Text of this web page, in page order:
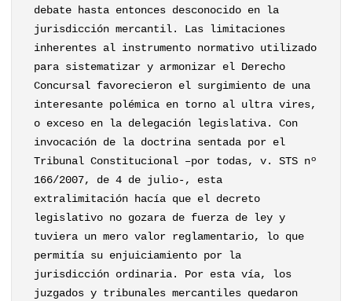
debate hasta entonces desconocido en la
jurisdicción mercantil. Las limitaciones
inherentes al instrumento normativo utilizado
para sistematizar y armonizar el Derecho
Concursal favorecieron el surgimiento de una
interesante polémica en torno al ultra vires,
o exceso en la delegación legislativa. Con
invocación de la doctrina sentada por el
Tribunal Constitucional –por todas, v. STS nº
166/2007, de 4 de julio-, esta
extralimitación hacía que el decreto
legislativo no gozara de fuerza de ley y
tuviera un mero valor reglamentario, lo que
permitía su enjuiciamiento por la
jurisdicción ordinaria. Por esta vía, los
juzgados y tribunales mercantiles quedaron